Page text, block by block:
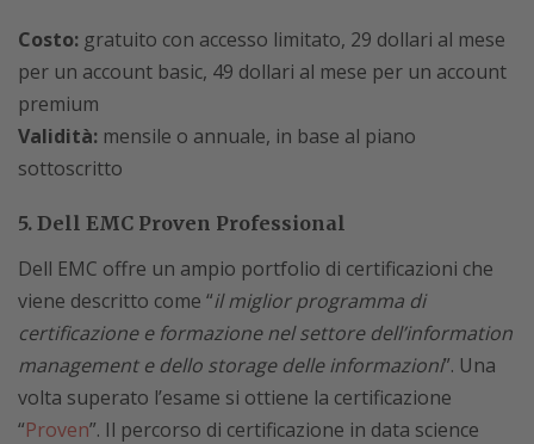
Costo: gratuito con accesso limitato, 29 dollari al mese
per un account basic, 49 dollari al mese per un account
premium
Validità: mensile o annuale, in base al piano
sottoscritto
5. Dell EMC Proven Professional
Dell EMC offre un ampio portfolio di certificazioni che
viene descritto come “il miglior programma di
certificazione e formazione nel settore dell’information
management e dello storage delle informazioni”. Una
volta superato l’esame si ottiene la certificazione
“Proven”. Il percorso di certificazione in data science